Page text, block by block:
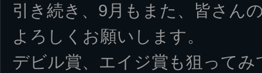
引き続き、9月もまた、皆さん
よろしくお願いします。
デビル賞、エイジ賞も狙ってみ